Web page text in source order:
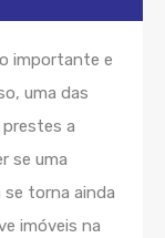
importante e
uma das
a
se uma
torna ainda
imóveis na